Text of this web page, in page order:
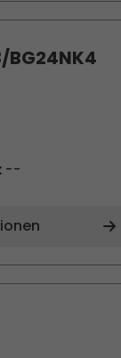
BG24NK4
--